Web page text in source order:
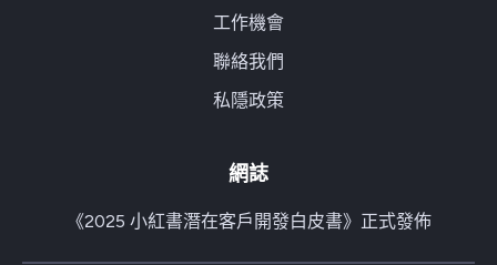
工作機會
聯絡我們
私隱政策
網誌
《2025 小紅書潛在客戶開發白皮書》正式發佈